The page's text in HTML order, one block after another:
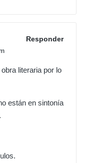
Responder
literaria por lo
están en sintonía